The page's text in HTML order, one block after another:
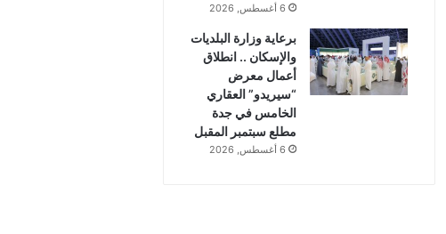
6 أغسطس, 2026
برعاية وزارة البلديات
والإسكان .. انطلاق
أعمال معرض
“سيريدو” العقاري
الخامس في جدة
مطلع سبتمبر المقبل
6 أغسطس, 2026